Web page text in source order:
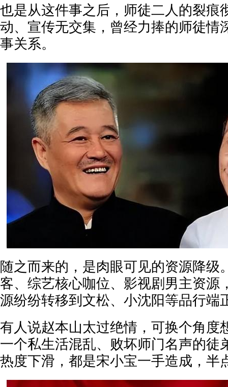
也是从这件事之后，师徒二人的裂痕
动、宣传无交集，曾经力捧的师徒情
事关系。
随之而来的，是肉眼可见的资源降级
客、综艺核心咖位、影视剧男主资源
源纷纷转移到文松、小沈阳等品行端
有人说赵本山太过绝情，可换个角度
一个私生活混乱、败坏师门名声的徒
热度下滑，都是宋小宝一手造成，半